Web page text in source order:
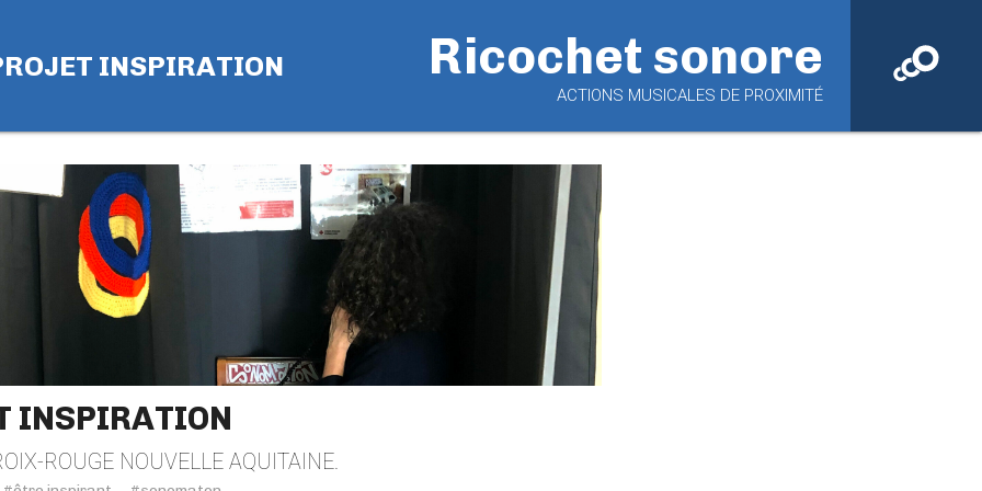
INSPIRATION Ricochet sonore
ACTIONS MUSICALES DE PROXIMITÉ
INSPIRATION
ROUGE NOUVELLE AQUITAINE.